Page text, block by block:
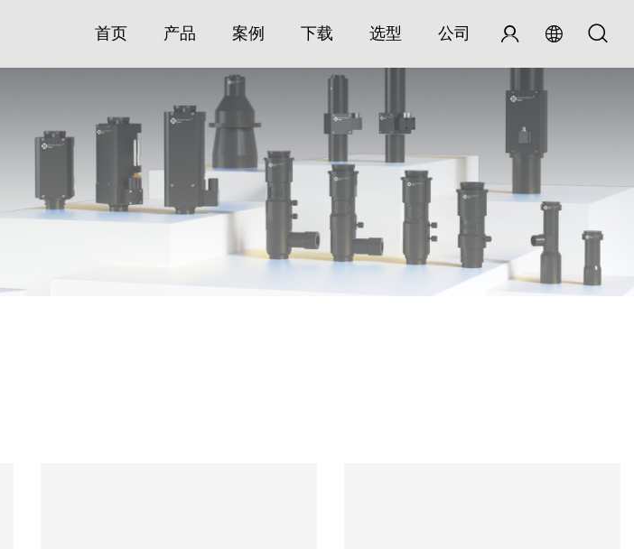
首页 产品 案例 下载 选型 公司